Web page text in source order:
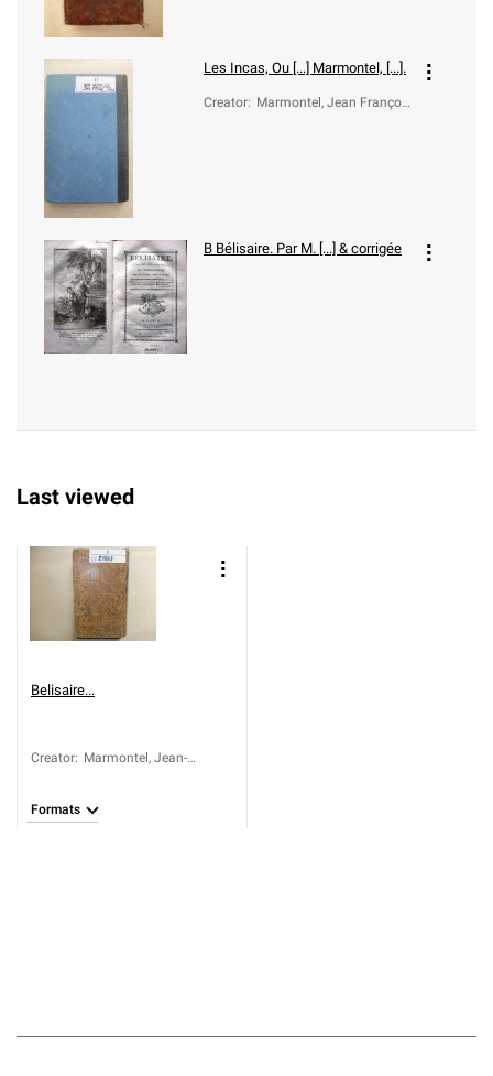
Les Incas, Ou [...] Marmontel, [...].
Creator: Marmontel, Jean Françoi
B Bélisaire. Par M. [...] & corrigée
Last viewed
Belisaire...
Creator: Marmontel, Jean-
Formats